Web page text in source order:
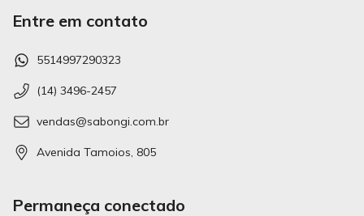
Entre em contato
5514997290323
(14) 3496-2457
vendas@sabongi.com.br
Avenida Tamoios, 805
Permaneça conectado